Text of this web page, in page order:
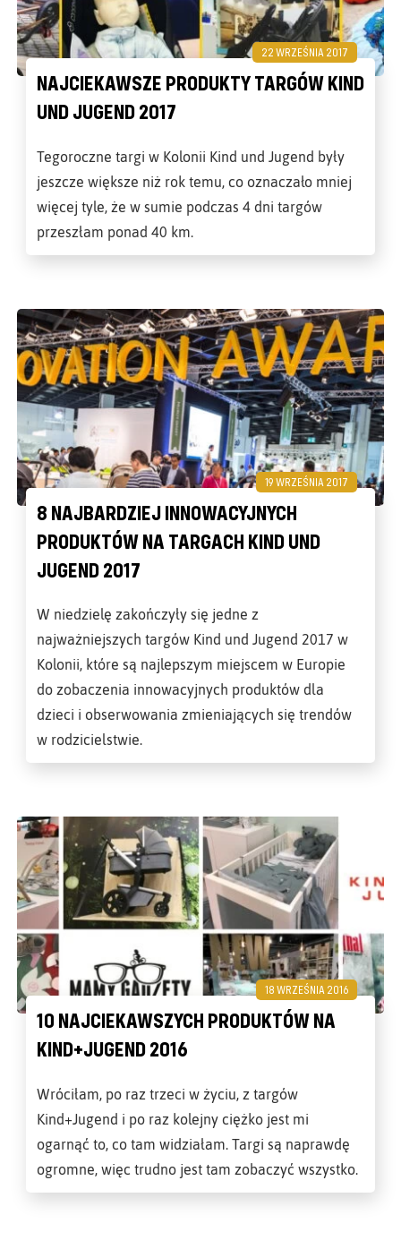
22 WRZEŚNIA 2017
NAJCIEKAWSZE PRODUKTY TARGÓW KIND
UND JUGEND 2017
Tegoroczne targi w Kolonii Kind und Jugend były
jeszcze większe niż rok temu, co oznaczało mniej
więcej tyle, że w sumie podczas 4 dni targów
przeszłam ponad 40 km.
19 WRZEŚNIA 2017
8 NAJBARDZIEJ INNOWACYJNYCH
PRODUKTÓW NA TARGACH KIND UND
JUGEND 2017
W niedzielę zakończyły się jedne z
najważniejszych targów Kind und Jugend 2017 w
Kolonii, które są najlepszym miejscem w Europie
do zobaczenia innowacyjnych produktów dla
dzieci i obserwowania zmieniających się trendów
w rodzicielstwie.
18 WRZEŚNIA 2016
10 NAJCIEKAWSZYCH PRODUKTÓW NA
KIND+JUGEND 2016
Wróciłam, po raz trzeci w życiu, z targów
Kind+Jugend i po raz kolejny ciężko jest mi
ogarnąć to, co tam widziałam. Targi są naprawdę
ogromne, więc trudno jest tam zobaczyć wszystko.